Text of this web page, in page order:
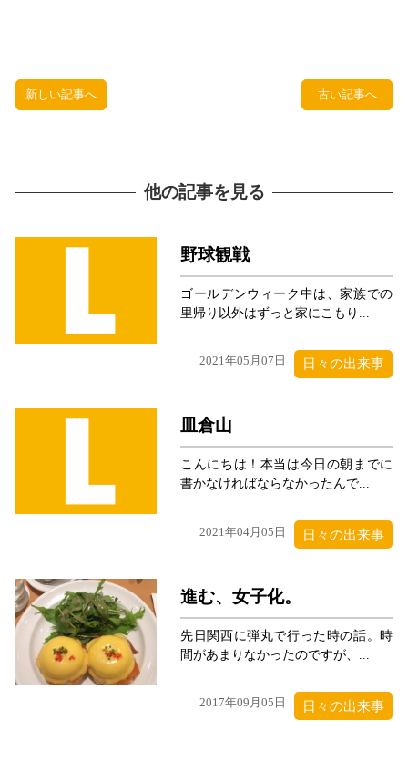
新しい記事へ 古い記事へ
他の記事を見る
野球観戦
ゴールデンウィーク中は、家族での
里帰り以外はずっと家にこもり...
2021年05月07日 日々の出来事
皿倉山
こんにちは！本当は今日の朝までに
書かなければならなかったんで...
2021年04月05日 日々の出来事
進む、女子化。
先日関西に弾丸で行った時の話。時
間があまりなかったのですが、...
2017年09月05日 日々の出来事